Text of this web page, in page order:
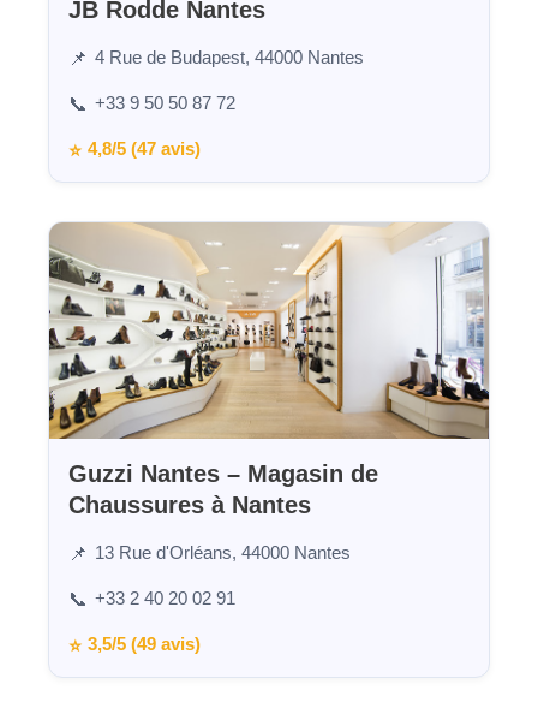
JB Rodde Nantes
📌 4 Rue de Budapest, 44000 Nantes
📞 +33 9 50 50 87 72
⭐ 4,8/5 (47 avis)
Guzzi Nantes – Magasin de
Chaussures à Nantes
📌 13 Rue d'Orléans, 44000 Nantes
📞 +33 2 40 20 02 91
⭐ 3,5/5 (49 avis)